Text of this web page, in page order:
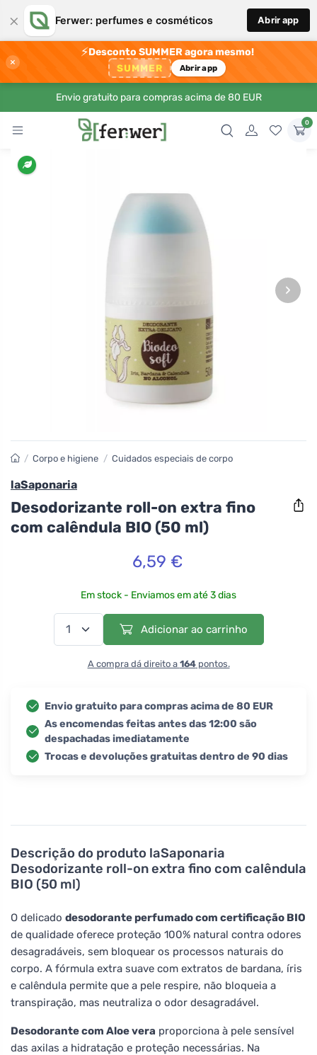
× Ferwer: perfumes e cosméticos Abrir app
×
⚡Desconto SUMMER agora mesmo!
SUMMER Abrir app
Envio gratuito para compras acima de 80 EUR
0
›
Descrição do produto laSaponaria
Desodorizante roll-on extra fino com calêndula
BIO (50 ml)
O delicado desodorante perfumado com certificação BIO
de qualidade oferece proteção 100% natural contra odores
desagradáveis, sem bloquear os processos naturais do
corpo. A fórmula extra suave com extratos de bardana, íris
e calêndula permite que a pele respire, não bloqueia a
transpiração, mas neutraliza o odor desagradável.
Desodorante com Aloe vera proporciona à pele sensível
das axilas a hidratação e proteção necessárias. Na
/ Corpo e higiene / Cuidados especiais de corpo
laSaponaria
Desodorizante roll-on extra fino
com calêndula BIO (50 ml)
6,59 €
Em stock - Enviamos em até 3 dias
Adicionar ao carrinho
A compra dá direito a 164pontos.
Envio gratuito para compras acima de 80 EUR
As encomendas feitas antes das 12:00 são
despachadas imediatamente
Trocas e devoluções gratuitas dentro de 90 dias